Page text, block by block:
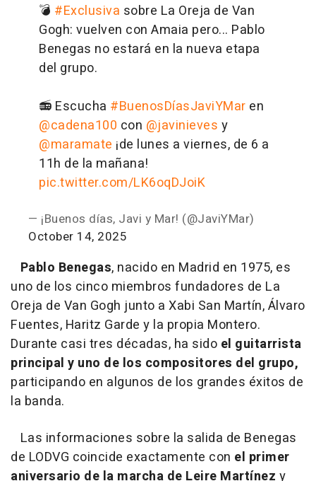
💣 #Exclusiva sobre La Oreja de Van
Gogh: vuelven con Amaia pero... Pablo
Benegas no estará en la nueva etapa
del grupo.
📻 Escucha #BuenosDíasJaviYMar en
@cadena100 con @javinieves y
@maramate ¡de lunes a viernes, de 6 a
11h de la mañana!
pic.twitter.com/LK6oqDJoiK
— ¡Buenos días, Javi y Mar! (@JaviYMar)
October 14, 2025
Pablo Benegas, nacido en Madrid en 1975, es
uno de los cinco miembros fundadores de La
Oreja de Van Gogh junto a Xabi San Martín, Álvaro
Fuentes, Haritz Garde y la propia Montero.
Durante casi tres décadas, ha sido el guitarrista
principal y uno de los compositores del grupo,
participando en algunos de los grandes éxitos de
la banda.
Las informaciones sobre la salida de Benegas
de LODVG coincide exactamente con el primer
aniversario de la marcha de Leire Martínez y